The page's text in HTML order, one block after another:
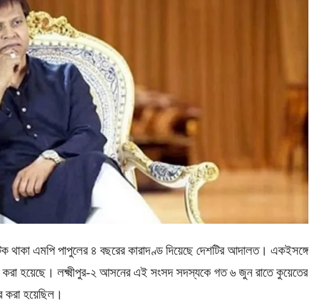
থাকা এমপি পাপুলের ৪ বছরের কারাদণ্ড দিয়েছে দেশটির আদালত। একইসঙ্গে
করা হয়েছে। লক্ষ্মীপুর-২ আসনের এই সংসদ সদস্যকে গত ৬ জুন রাতে কুয়েতের
করা হয়েছিল।